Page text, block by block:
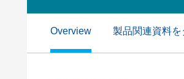
Overview 製品関連資料を